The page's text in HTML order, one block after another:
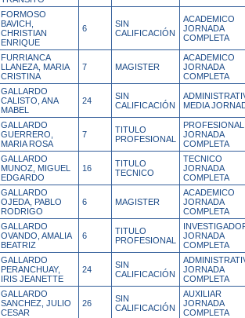
FORMOSO
BAVICH,
CHRISTIAN
ENRIQUE
6
SIN
CALIFICACIÓN
ACADEMICO
JORNADA
COMPLETA
FURRIANCA
LLANEZA, MARIA
CRISTINA
7 MAGISTER
ACADEMICO
JORNADA
COMPLETA
GALLARDO
CALISTO, ANA
MABEL
24
SIN
CALIFICACIÓN
MEDIA
GALLARDO
GUERRERO,
MARIA ROSA
7
TITULO
PROFESIONAL
PROFESIONAL
JORNADA
COMPLETA
GALLARDO
MUNOZ, MIGUEL
EDGARDO
16
TITULO
TECNICO
TECNICO
JORNADA
COMPLETA
GALLARDO
OJEDA, PABLO
RODRIGO
6 MAGISTER
ACADEMICO
JORNADA
COMPLETA
GALLARDO
OVANDO, AMALIA
BEATRIZ
6
TITULO
PROFESIONAL
JORNADA
COMPLETA
GALLARDO
PERANCHUAY,
IRIS JEANETTE
24
SIN
CALIFICACIÓN
JORNADA
COMPLETA
GALLARDO
SANCHEZ, JULIO
CESAR
26
SIN
CALIFICACIÓN
AUXILIAR
JORNADA
COMPLETA